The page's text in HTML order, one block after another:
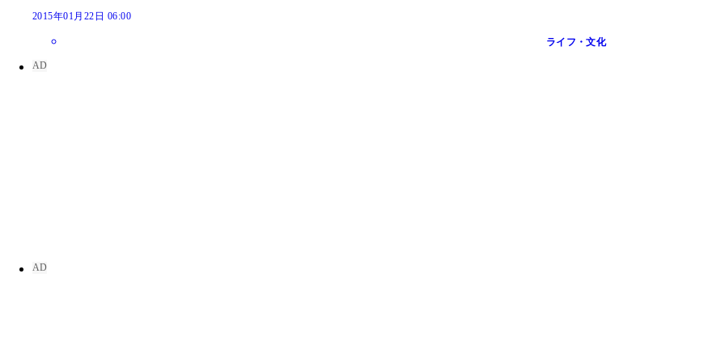
2015年01月22日 06:00
ライフ・文化